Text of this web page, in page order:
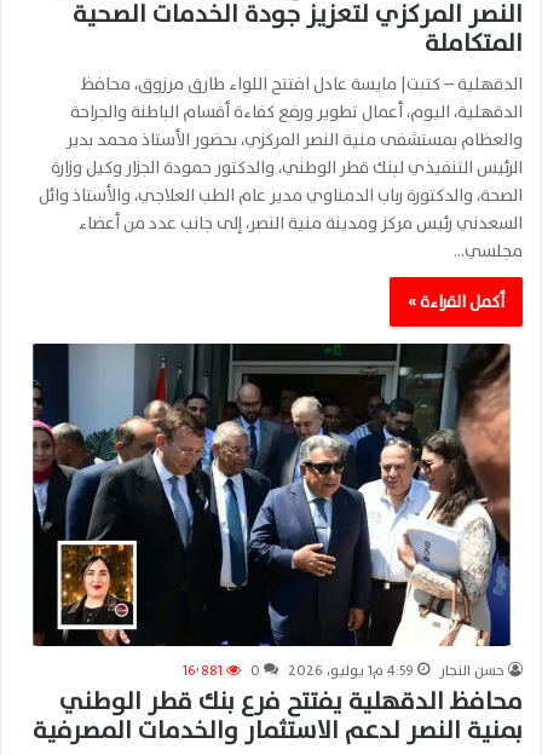
النصر المركزي لتعزيز جودة الخدمات الصحية
المتكاملة
الدقهلية – كتبت| مايسة عادل افتتح اللواء طارق مرزوق، محافظ
الدقهلية، اليوم، أعمال تطوير ورفع كفاءة أقسام الباطنة والجراحة
والعظام بمستشفى منية النصر المركزي، بحضور الأستاذ محمد بدير
الرئيس التنفيذي لبنك قطر الوطني، والدكتور حمودة الجزار وكيل وزارة
الصحة، والدكتورة رباب الدمناوي مدير عام الطب العلاجي، والأستاذ وائل
السعدني رئيس مركز ومدينة منية النصر، إلى جانب عدد من أعضاء
مجلسي…
أكمل القراءة »
حسن النجار 4:59 م1 يوليو، 2026 0 16٬881
محافظ الدقهلية يفتتح فرع بنك قطر الوطني
بمنية النصر لدعم الاستثمار والخدمات المصرفية